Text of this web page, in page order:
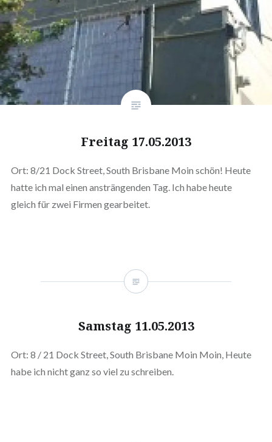
Freitag 17.05.2013
Ort: 8/21 Dock Street, South Brisbane Moin schön! Heute
hatte ich mal einen ansträngenden Tag. Ich habe heute
gleich für zwei Firmen gearbeitet.
Samstag 11.05.2013
Ort: 8 / 21 Dock Street, South Brisbane Moin Moin, Heute
habe ich nicht ganz so viel zu schreiben.